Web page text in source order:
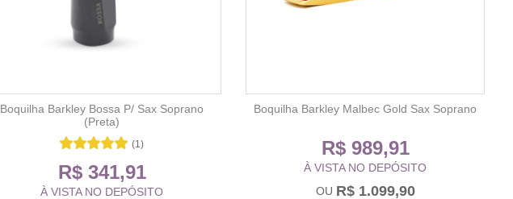
Boquilha Barkley Bossa P/ Sax Soprano
(Preta)
(1)
R$ 341,91
À VISTA NO DEPÓSITO
Boquilha Barkley Malbec Gold Sax Soprano
R$ 989,91
À VISTA NO DEPÓSITO
R$ 1.099,90